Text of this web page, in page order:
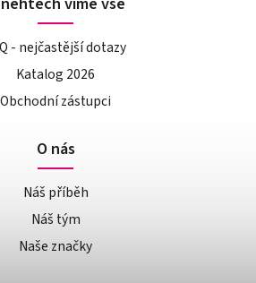
- nejčastější dotazy
Katalog 2026
Obchodní zástupci
O nás
Náš příběh
Náš tým
Naše značky